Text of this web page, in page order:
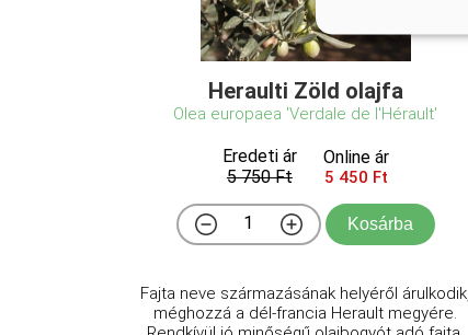
Heraulti Zöld olajfa
Olea europaea 'Verdale de l'Hérault'
Eredeti ár
5 750 Ft
Online ár
5 450 Ft
Kosárba
Fajta neve származásának helyéről árulkodik,
méghozzá a dél-francia Herault megyére.